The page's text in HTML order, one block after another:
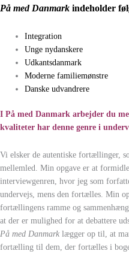
På med Danmark indeholder
Integration
Unge nydanskere
Udkantsdanmark
Moderne familiemønstre
Danske udvandrere
I På med Danmark arbejder du
kvaliteter har denne genre i
Vi elsker de autentiske fortællinger,
mellemled. Min opgave er at
interviewgenren, hvor jeg som
undervejs, mens den fortælles. Min
fortællingens ramme og
at der er mulighed for at debattere
På med Danmark lægger op til, at
fortælling til dem, der fortælles i